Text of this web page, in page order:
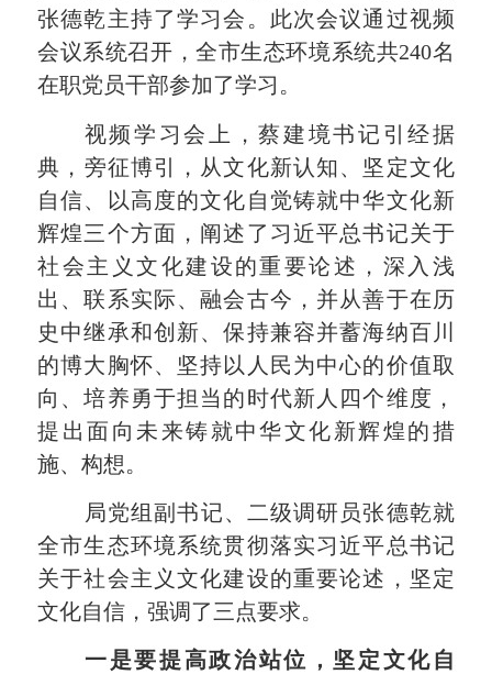
张德乾主持了学习会。此次会议通过视频
会议系统召开，全市生态环境系统共240名
在职党员干部参加了学习。
视频学习会上，蔡建境书记 引经据
典， 旁征博引 ， 从文化新认知、坚定文化
自信、以高度的文化自觉铸就中华文化新
辉煌三个方面，阐述了习近平总书记关于
社会主义文化建设的重要论述，深入浅
出、联系实际、融会古今，并从善于在历
史中继承和创新、保持兼容并蓄海纳百川
的博大胸怀、坚持以人民为中心的价值取
向、培养勇于担当的时代新人四个维度，
提出面向未来铸就中华文化新辉煌的措
施、构想。
局党组副书记、二级调研员张德乾就
全市生态环境系统贯彻落实习近平总书记
关于社会主义文化建设的重要论述 ， 坚定
文化自信，强调了三点要求。
一是要提高政治站位，坚定文化自